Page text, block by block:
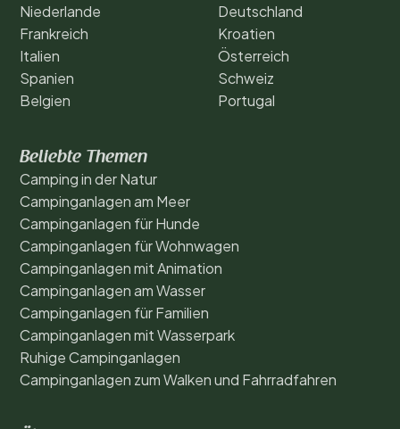
Niederlande
Frankreich
Italien
Spanien
Belgien
Deutschland
Kroatien
Österreich
Schweiz
Portugal
Beliebte Themen
Camping in der Natur
Campinganlagen am Meer
Campinganlagen für Hunde
Campinganlagen für Wohnwagen
Campinganlagen mit Animation
Campinganlagen am Wasser
Campinganlagen für Familien
Campinganlagen mit Wasserpark
Ruhige Campinganlagen
Campinganlagen zum Walken und Fahrradfahren